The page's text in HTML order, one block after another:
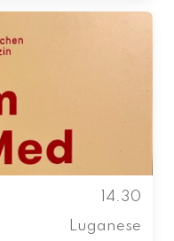
14.30
Luganese